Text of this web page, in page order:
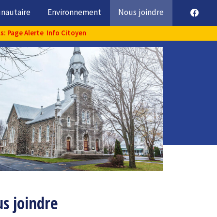
Environnement Nous joindre
Page Alerte Info Citoyen
joindre